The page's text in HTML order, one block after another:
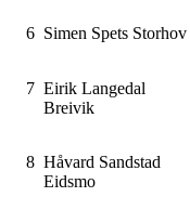
6 Simen Spets Storhov
7 Eirik Langedal
Breivik
8 Håvard Sandstad
Eidsmo